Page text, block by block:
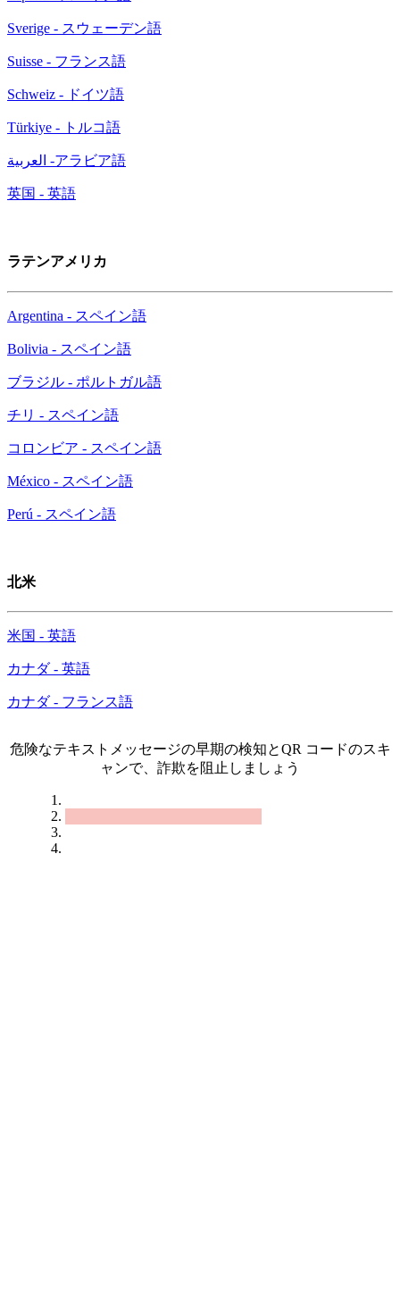
Sverige - スウェーデン語
Suisse - フランス語
Schweiz - ドイツ語
Türkiye - トルコ語
العربية -アラビア語
英国 - 英語
ラテンアメリカ
Argentina - スペイン語
Bolivia - スペイン語
ブラジル - ポルトガル語
チリ - スペイン語
コロンビア - スペイン語
México - スペイン語
Perú - スペイン語
北米
米国 - 英語
カナダ - 英語
カナダ - フランス語
危険なテキストメッセージの早期の検知とQR コードのスキ
ャンで、詐欺を阻止しましょう